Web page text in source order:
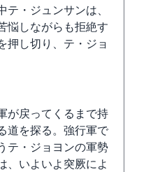
・ジュンサンは、
悩しながらも拒絶す
押し切り、テ・ジョ
が戻ってくるまで持
道を探る。強行軍で
テ・ジョヨンの軍勢
、いよいよ突厥によ